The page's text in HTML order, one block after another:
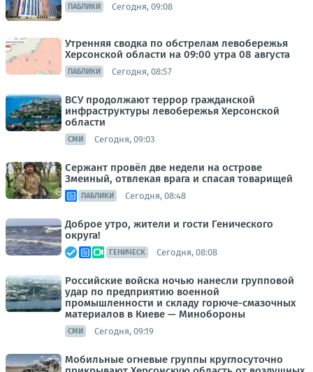
ПАБЛИКИ Сегодня, 09:08
Утренняя сводка по обстрелам левобережья
Херсонской области на 09:00 утра 08 августа
ПАБЛИКИ Сегодня, 08:57
ВСУ продолжают террор гражданской
инфраструктуры левобережья Херсонской
области
СМИ Сегодня, 09:03
Сержант провёл две недели на острове
Змеиный, отвлекая врага и спасая товарищей
ПАБЛИКИ Сегодня, 08:48
Доброе утро, жители и гости Генического
округа!
ГЕНИЧЕСК Сегодня, 08:08
Российские войска ночью нанесли групповой
удар по предприятию военной
промышленности и складу горюче-смазочных
материалов в Киеве — Минобороны
СМИ Сегодня, 09:19
Мобильные огневые группы круглосуточно